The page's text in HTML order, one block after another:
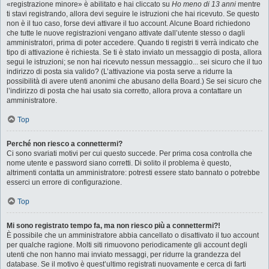
«registrazione minore» è abilitato e hai cliccato su Ho meno di 13 anni mentre
ti stavi registrando, allora devi seguire le istruzioni che hai ricevuto. Se questo
non è il tuo caso, forse devi attivare il tuo account. Alcune Board richiedono
che tutte le nuove registrazioni vengano attivate dall’utente stesso o dagli
amministratori, prima di poter accedere. Quando ti registri ti verrà indicato che
tipo di attivazione è richiesta. Se ti è stato inviato un messaggio di posta, allora
segui le istruzioni; se non hai ricevuto nessun messaggio... sei sicuro che il tuo
indirizzo di posta sia valido? (L’attivazione via posta serve a ridurre la
possibilità di avere utenti anonimi che abusano della Board.) Se sei sicuro che
l’indirizzo di posta che hai usato sia corretto, allora prova a contattare un
amministratore.
Top
Perché non riesco a connettermi?
Ci sono svariati motivi per cui questo succede. Per prima cosa controlla che
nome utente e password siano corretti. Di solito il problema è questo,
altrimenti contatta un amministratore: potresti essere stato bannato o potrebbe
esserci un errore di configurazione.
Top
Mi sono registrato tempo fa, ma non riesco più a connettermi?!
È possibile che un amministratore abbia cancellato o disattivato il tuo account
per qualche ragione. Molti siti rimuovono periodicamente gli account degli
utenti che non hanno mai inviato messaggi, per ridurre la grandezza del
database. Se il motivo è quest’ultimo registrati nuovamente e cerca di farti